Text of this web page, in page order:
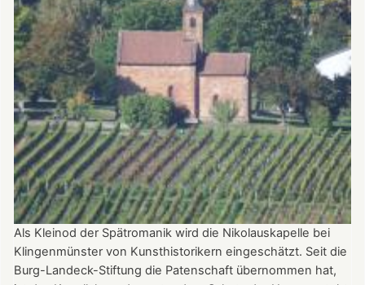
Als Kleinod der Spätromanik wird die Nikolauskapelle bei
Klingenmünster von Kunsthistorikern eingeschätzt. Seit die
Burg-Landeck-Stiftung die Patenschaft übernommen hat,